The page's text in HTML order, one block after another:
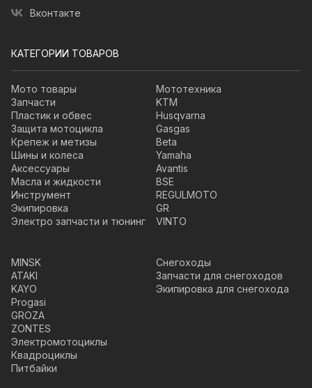
Вконтакте
КАТЕГОРИИ ТОВАРОВ
Мото товары
Запчасти
Пластик и обвес
Защита мотоцикла
Крепеж и метизы
Шины и колеса
Аксессуары
Масла и жидкости
Инструмент
Экипировка
Электро запчасти и тюнинг
Мототехника
KTM
Husqvarna
Gasgas
Beta
Yamaha
Avantis
BSE
REGULMOTO
GR
VINTO
MINSK
ATAKI
KAYO
Progasi
GROZA
ZONTES
Электромотоциклы
Квадроциклы
Питбайки
Снегоходы
Запчасти для снегоходов
Экипировка для снегохода